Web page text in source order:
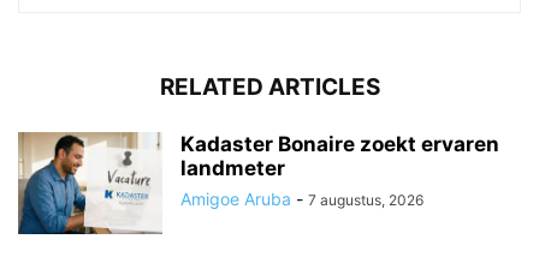
RELATED ARTICLES
Kadaster Bonaire zoekt ervaren
landmeter
Amigoe Aruba - 7 augustus, 2026